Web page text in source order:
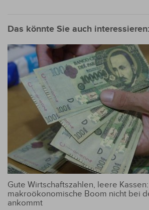
Das könnte Sie auch interessieren:
Gute Wirtschaftszahlen, leere
makroökonomische Boom nicht bei
ankommt